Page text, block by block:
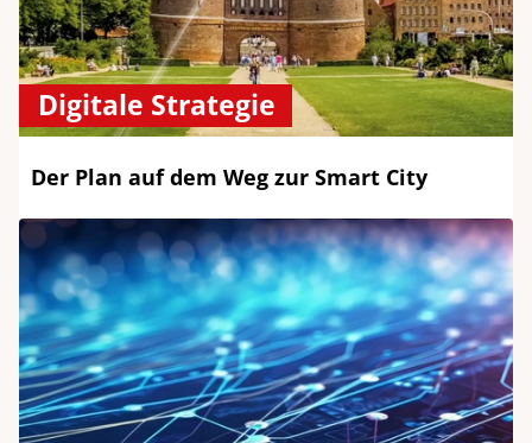
Digitale Strategie
Der Plan auf dem Weg zur Smart City